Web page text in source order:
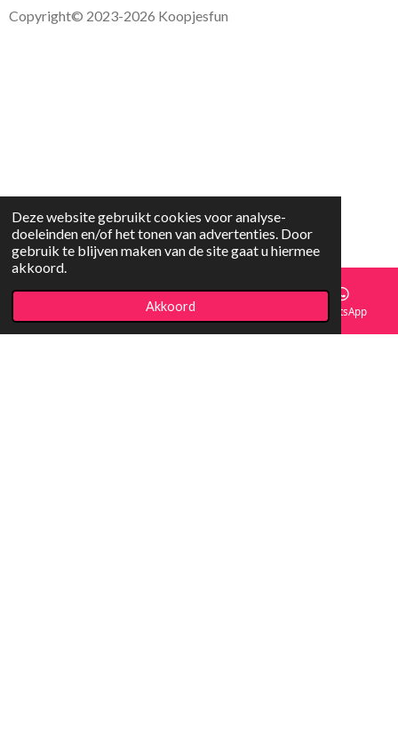
Deze website gebruikt cookies voor analyse-
doeleinden en/of het tonen van advertenties. Door
gebruik te blijven maken van de site gaat u hiermee
akkoord.
Akkoord
Copyright© 2023-2026 Koopjesfun
Facebook WhatsApp